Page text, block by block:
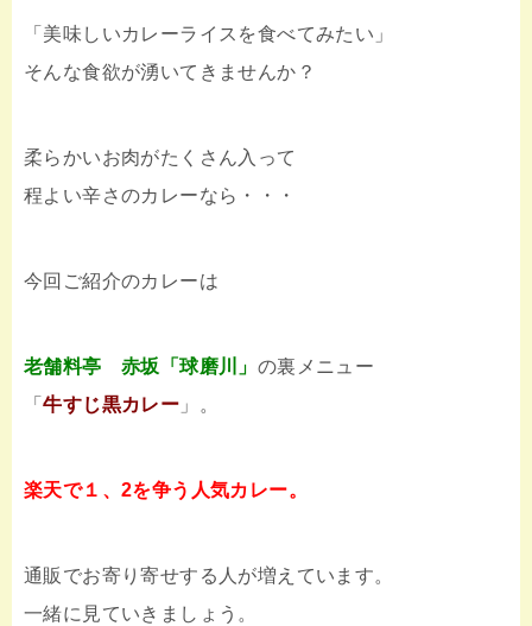
「美味しいカレーライスを食べてみたい」
そんな食欲が湧いてきませんか？
柔らかいお肉がたくさん入って
程よい辛さのカレーなら・・・
今回ご紹介のカレーは
老舗料亭 赤坂「球磨川」 の裏メニュー
「牛すじ黒カレー 」。
楽天で１、2を争う人気カレー。
通販でお寄り寄せする人が増えています。
一緒に見ていきましょう。